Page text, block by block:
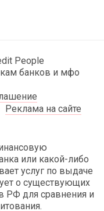
People
банков и мфо
Реклама на сайте
или какой-либо
услуг по выдаче
о существующих
РФ для сравнения и